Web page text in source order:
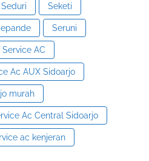
Seduri Seketi
Seruni
Service AC
Ac AUX Sidoarjo
murah
Ac Central Sidoarjo
ac kenjeran